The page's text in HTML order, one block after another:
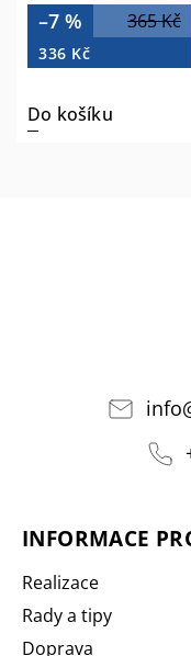
365 Kč
–7 %
336 Kč
Do košíku
info
INFORMACE
Realizace
Rady a tipy
Doprava